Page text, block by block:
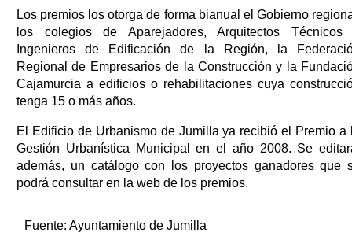
Los premios los otorga de forma bianual el Gobierno
los colegios de Aparejadores, Arquitectos Técnicos
Ingenieros de Edificación de la Región, la
Regional de Empresarios de la Construcción y la
Cajamurcia a edificios o rehabilitaciones cuya
tenga 15 o más años.
El Edificio de Urbanismo de Jumilla ya recibió el Premio a
Gestión Urbanística Municipal en el año 2008. Se
además, un catálogo con los proyectos ganadores que
podrá consultar en la web de los premios.
Fuente: Ayuntamiento de Jumilla